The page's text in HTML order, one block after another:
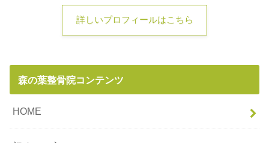
詳しいプロフィールはこちら
森の葉整骨院コンテンツ
HOME